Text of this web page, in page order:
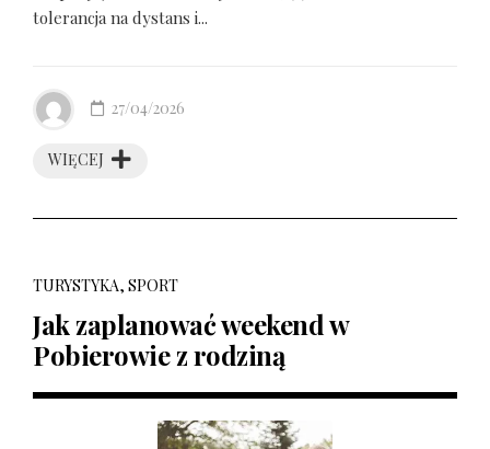
tolerancja na dystans i...
WIĘCEJ
27/04/2026
TURYSTYKA, SPORT
Jak zaplanować weekend w
Pobierowie z rodziną